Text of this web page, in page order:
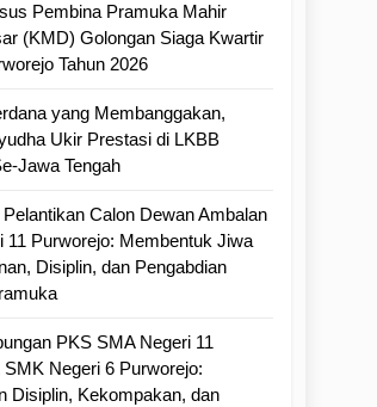
Pembina Pramuka Mahir
(KMD) Golongan Siaga Kwartir
Tahun 2026
yang Membanggakan,
Ukir Prestasi di LKBB
Jawa Tengah
Calon Dewan Ambalan
11 Purworejo: Membentuk Jiwa
Disiplin, dan Pengabdian
PKS SMA Negeri 11
SMK Negeri 6 Purworejo:
Disiplin, Kekompakan, dan